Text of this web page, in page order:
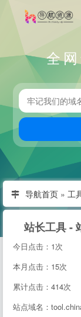
全
导航首页 » 工
站长工具 -
今日点击：1次
本月点击：15次
累计点击：414次
站点域名：